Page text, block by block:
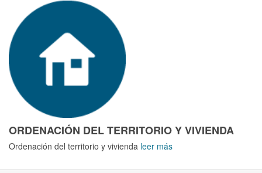
ORDENACIÓN DEL TERRITORIO Y VIVIENDA
Ordenación del territorio y vivienda leer más